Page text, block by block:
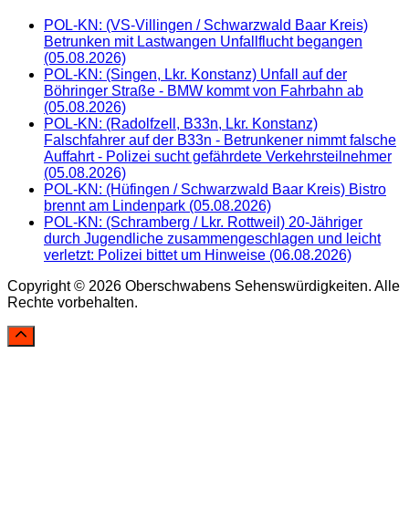
POL-KN: (VS-Villingen / Schwarzwald Baar Kreis)
Betrunken mit Lastwangen Unfallflucht begangen
(05.08.2026)
POL-KN: (Singen, Lkr. Konstanz) Unfall auf der
Böhringer Straße - BMW kommt von Fahrbahn ab
(05.08.2026)
POL-KN: (Radolfzell, B33n, Lkr. Konstanz)
Falschfahrer auf der B33n - Betrunkener nimmt falsche
Auffahrt - Polizei sucht gefährdete Verkehrsteilnehmer
(05.08.2026)
POL-KN: (Hüfingen / Schwarzwald Baar Kreis) Bistro
brennt am Lindenpark (05.08.2026)
POL-KN: (Schramberg / Lkr. Rottweil) 20-Jähriger
durch Jugendliche zusammengeschlagen und leicht
verletzt: Polizei bittet um Hinweise (06.08.2026)
Copyright © 2026 Oberschwabens Sehenswürdigkeiten. Alle
Rechte vorbehalten.